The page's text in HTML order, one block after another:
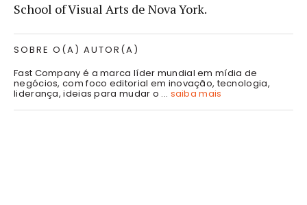
School of Visual Arts de Nova York.
SOBRE O(A) AUTOR(A)
Fast Company é a marca líder mundial em mídia de
negócios, com foco editorial em inovação, tecnologia,
liderança, ideias para mudar o ... saiba mais